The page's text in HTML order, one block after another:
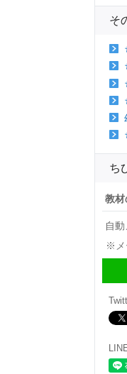
そ
ち
教材
自